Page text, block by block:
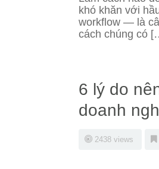
khó khăn với
workflow — là
cách chúng có
6 lý do
doanh
2438 views